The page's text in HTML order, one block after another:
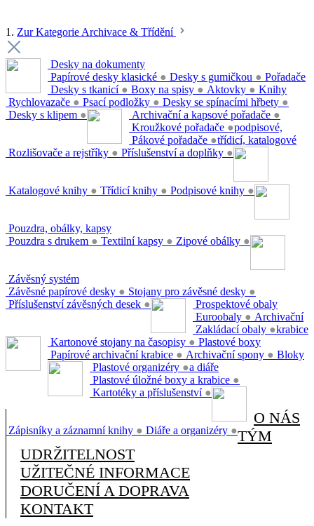
1. Zur Kategorie Archivace & Třídění
Desky na dokumenty
Papírové desky klasické ● Desky s gumičkou ●
Desky s tkanicí ● Boxy na spisy ● Aktovky ●
Rychlovazače ● Psací podložky ● Desky se spínacími hřbety ●
Desky s klipem ●
Pořadače
Archivační a kapsové pořadače ●
Kroužkové pořadače ●
Pákové pořadače ●
Rozlišovače a rejstříky ● Příslušenství a doplňky ●
Knihy
podpisové,
třídicí, katalogové
Katalogové knihy ● Třídicí knihy ● Podpisové knihy ●
Pouzdra, obálky, kapsy
Pouzdra s drukem ● Textilní kapsy ● Zipové obálky ●
Závěsný systém
Závěsné papírové desky ● Stojany pro závěsné desky ●
Příslušenství závěsných desek ●
Prospektové obaly
Euroobaly ●
Zakládací obaly ●
Archivační
krabice
Kartonové stojany na časopisy ●
Papírové archivační krabice ● Archivační spony ●
Plastové boxy
Plastové organizéry ●
Plastové úložné boxy a krabice ●
Kartotéky a příslušenství ●
Bloky
a diáře
Zápisníky a záznamní knihy ● Diáře a organizéry ●
O NÁS
TÝM
UDRŽITELNOST
UŽITEČNÉ INFORMACE
DORUČENÍ A DOPRAVA
KONTAKT